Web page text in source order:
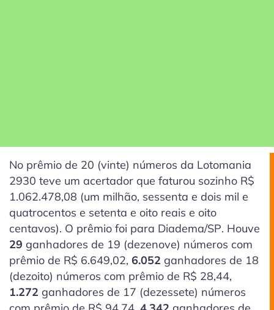
No prêmio de 20 (vinte) números da Lotomania
2930 teve um acertador que faturou sozinho R$
1.062.478,08 (um milhão, sessenta e dois mil e
quatrocentos e setenta e oito reais e oito
centavos). O prêmio foi para Diadema/SP. Houve
29 ganhadores de 19 (dezenove) números com
prêmio de R$ 6.649,02, 6.052 ganhadores de 18
(dezoito) números com prêmio de R$ 28,44,
1.272 ganhadores de 17 (dezessete) números